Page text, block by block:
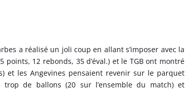
a réalisé un joli coup en allant s’imposer avec la
points, 12 rebonds, 35 d’éval.) et le TGB ont montré
et les Angevines pensaient revenir sur le parquet
de ballons (20 sur l’ensemble du match) et